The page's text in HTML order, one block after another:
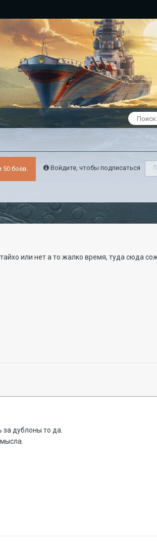
Войдите, чтобы подписаться
50 боёв.
или нет а то жалко время, туда сюда
дублоны то да.